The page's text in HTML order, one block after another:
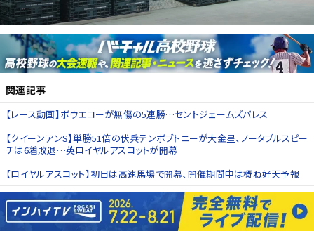
関連記事
【レース動画】ボウエコーが無傷の5連勝…セントジェームズパレス
【クイーンアンS】単勝51倍の伏兵テンボブトニーが大金星、ノータブルスピー
チは6着敗退…英ロイヤルアスコットが開幕
【ロイヤルアスコット】初日は高速馬場で開幕、開催期間中は概ね好天予報